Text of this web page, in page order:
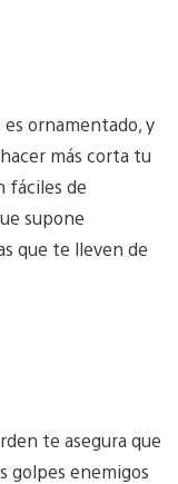
es ornamentado, y
más corta tu
fáciles de
supone
que te lleven de
te asegura que
golpes enemigos